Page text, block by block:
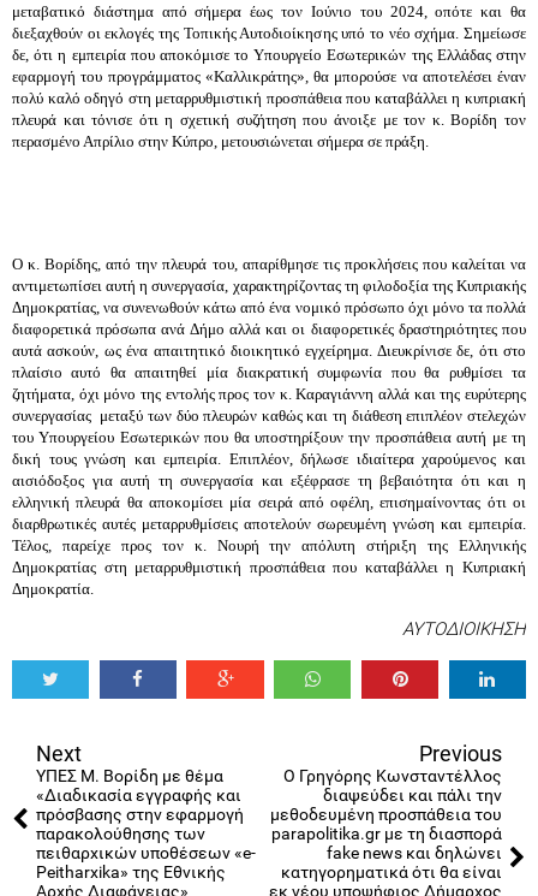
μεταβατικό διάστημα από σήμερα έως τον Ιούνιο του 2024, οπότε και θα
διεξαχθούν οι εκλογές της Τοπικής Αυτοδιοίκησης υπό το νέο σχήμα. Σημείωσε
δε, ότι η εμπειρία που αποκόμισε το Υπουργείο Εσωτερικών της Ελλάδας στην
εφαρμογή του προγράμματος «Καλλικράτης», θα μπορούσε να αποτελέσει έναν
πολύ καλό οδηγό στη μεταρρυθμιστική προσπάθεια που καταβάλλει η κυπριακή
πλευρά και τόνισε ότι η σχετική συζήτηση που άνοιξε με τον κ. Βορίδη τον
περασμένο Απρίλιο στην Κύπρο, μετουσιώνεται σήμερα σε πράξη.
Ο κ. Βορίδης, από την πλευρά του, απαρίθμησε τις προκλήσεις που καλείται να
αντιμετωπίσει αυτή η συνεργασία, χαρακτηρίζοντας τη φιλοδοξία της Κυπριακής
Δημοκρατίας, να συνενωθούν κάτω από ένα νομικό πρόσωπο όχι μόνο τα πολλά
διαφορετικά πρόσωπα ανά Δήμο αλλά και οι διαφορετικές δραστηριότητες που
αυτά ασκούν, ως ένα απαιτητικό διοικητικό εγχείρημα. Διευκρίνισε δε, ότι στο
πλαίσιο αυτό θα απαιτηθεί μία διακρατική συμφωνία που θα ρυθμίσει τα
ζητήματα, όχι μόνο της εντολής προς τον κ. Καραγιάννη αλλά και της ευρύτερης
συνεργασίας  μεταξύ των δύο πλευρών καθώς και τη διάθεση επιπλέον στελεχών
του Υπουργείου Εσωτερικών που θα υποστηρίξουν την προσπάθεια αυτή με τη
δική τους γνώση και εμπειρία. Επιπλέον, δήλωσε ιδιαίτερα χαρούμενος και
αισιόδοξος για αυτή τη συνεργασία και εξέφρασε τη βεβαιότητα ότι και η
ελληνική πλευρά θα αποκομίσει μία σειρά από οφέλη, επισημαίνοντας ότι οι
διαρθρωτικές αυτές μεταρρυθμίσεις αποτελούν σωρευμένη γνώση και εμπειρία.
Τέλος, παρείχε προς τον κ. Νουρή την απόλυτη στήριξη της Ελληνικής
Δημοκρατίας στη μεταρρυθμιστική προσπάθεια που καταβάλλει η Κυπριακή
Δημοκρατία.
ΑΥΤΟΔΙΟΙΚΗΣΗ
Next
ΥΠΕΣ Μ. Βορίδη με θέμα
«Διαδικασία εγγραφής και
πρόσβασης στην εφαρμογή
παρακολούθησης των
πειθαρχικών υποθέσεων «e-
Peitharxika» της Εθνικής
Αρχής Διαφάνειας»
Previous
Ο Γρηγόρης Κωνσταντέλλος
διαψεύδει και πάλι την
μεθοδευμένη προσπάθεια του
parapolitika.gr με τη διασπορά
fake news και δηλώνει
κατηγορηματικά ότι θα είναι
εκ νέου υποψήφιος Δήμαρχος